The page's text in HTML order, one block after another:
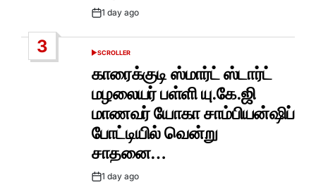
Post1 day ago
3
POSTED
SCROLLER
காரைக்குடி ஸ்மார்ட் ஸ்டார்ட்
மழலையர் பள்ளி யு.கே.ஜி
மாணவர் யோகா சாம்பியன்ஷிப்
போட்டியில் வென்று
சாதனை…
Post1 day ago